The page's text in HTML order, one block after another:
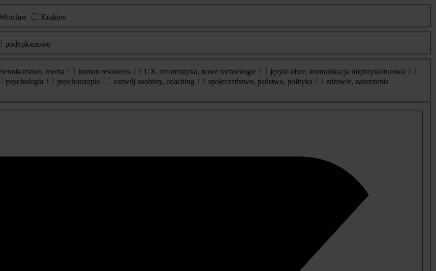
Kraków
podyplomowe
media human resources UX, informatyka, nowe technologie
języki obce, komunikacja międzykulturowa
psychologia psychoterapia rozwój osobisty, coaching społeczeństwo, państwo, polityka
zdrowie, zaburzenia